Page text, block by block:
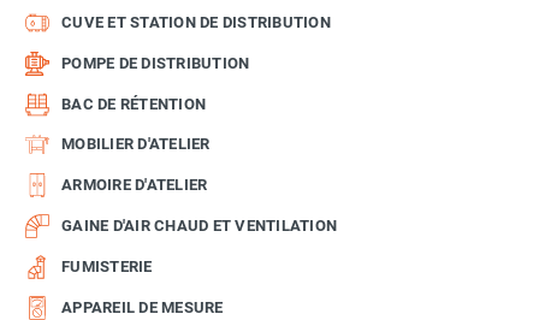
CUVE ET STATION DE DISTRIBUTION
POMPE DE DISTRIBUTION
BAC DE RÉTENTION
MOBILIER D'ATELIER
ARMOIRE D'ATELIER
GAINE D'AIR CHAUD ET VENTILATION
FUMISTERIE
APPAREIL DE MESURE